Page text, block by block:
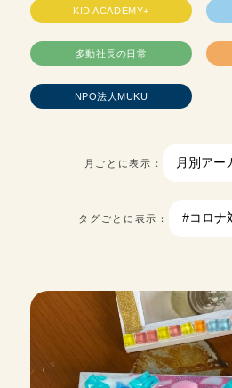
KID ACADEMY+
多動社長の日常
NPO法人MUKU
月ごとに表示：
タグごとに表示：